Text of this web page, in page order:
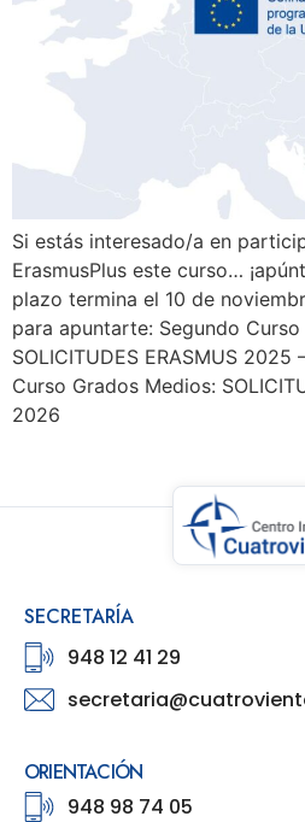
Si estás interesado/a en
ErasmusPlus este curso…
plazo termina el 10 de
para apuntarte: Segundo
SOLICITUDES ERASMUS
Curso Grados Medios:
2026
SECRETARÍA
948 12 41 29
ORIENTACIÓN
948 98 74 05